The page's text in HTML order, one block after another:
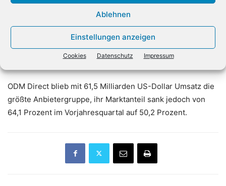
Ablehnen
Einstellungen anzeigen
Cookies Datenschutz Impressum
einem Marktanteil von 7,6 Prozent und einem Wachstum
von 128,9 Prozent. Lenovo erreichte einen Anteil von 4,6
Prozent, gefolgt von IEIT Systems mit 3,3 Prozent und
Hewlett Packard Enterprise mit 3,0 Prozent.
ODM Direct blieb mit 61,5 Milliarden US-Dollar Umsatz die
größte Anbietergruppe, ihr Marktanteil sank jedoch von
64,1 Prozent im Vorjahresquartal auf 50,2 Prozent.